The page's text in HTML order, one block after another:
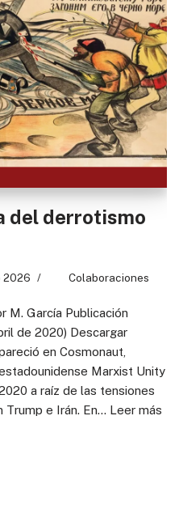
del derrotismo
2026 Colaboraciones
M. García Publicación
de 2020) Descargar
en Cosmonaut,
Marxist Unity
a raíz de las tensiones
Trump e Irán. En… Leer más